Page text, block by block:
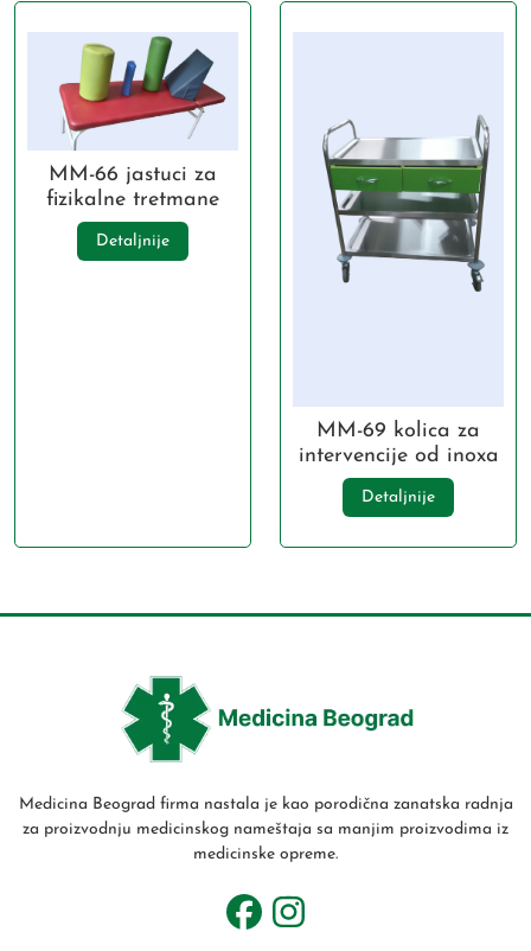
MM-66 jastuci za
fizikalne tretmane
Detaljnije
MM-69 kolica za
intervencije od inoxa
Detaljnije
Medicina Beograd firma nastala je kao porodična zanatska radnja
za proizvodnju medicinskog nameštaja sa manjim proizvodima iz
medicinske opreme.